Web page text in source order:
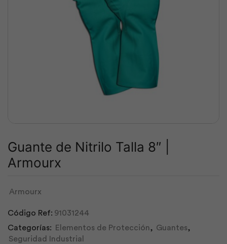
Guante de Nitrilo Talla 8″ |
Armourx
Armourx
Código Ref: 91031244
Categorías:
Elementos de Protección, Guantes,
Seguridad Industrial